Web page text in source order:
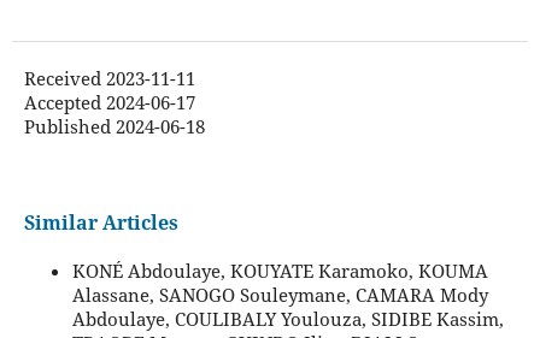
Received 2023-11-11
Accepted 2024-06-17
Published 2024-06-18
Similar Articles
KONÉ Abdoulaye, KOUYATE Karamoko, KOUMA
Alassane, SANOGO Souleymane, CAMARA Mody
Abdoulaye, COULIBALY Youlouza, SIDIBE Kassim,